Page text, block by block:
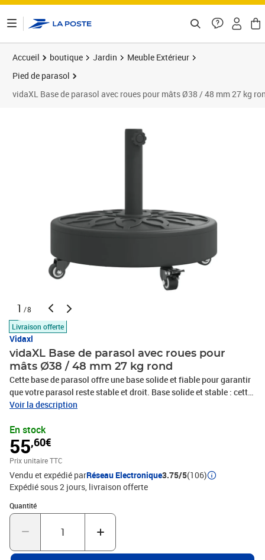
Accueil boutique Jardin
Meuble Extérieur
Pied de parasol
vidaXL Base de parasol avec roues pour mâts Ø38 / 48 mm 27 kg
1 /8
Livraison offerte
Vidaxl
vidaXL Base de parasol avec roues pour
mâts Ø38 / 48 mm 27 kg rond
Cette base de parasol offre une base solide et fiable pour garantir
que votre parasol reste stable et droit. Base solide et stable : cette
base de parasol est dotée d'une coque en plastique durable
maintenir votre parasol bien en place et l'empêcher de basculer,
même par temps venteux.Déplacement facile : équipée de roulettes
verrouillables, cette base de parasol vous permet de déplacer sans
effort votre parasol à l'endroit de votre choix et de le verrouiller en
toute sécurité pour un contrôle et une sécurité accrus.Facile à
installer : cette base de parasol est dotée d’un bouton de serrage
pour fixer plus fermement votre parasol à la base.Compatible avec
plusieurs tailles de mâts : cette base de parasol est livrée avec 2
adaptateurs de mâts, ce qui lui permet de s’adapter à des mâts de
avec des motifs de cercles, ce support de parasol apporte une
Voir la description
En stock
55,60€
Prix unitaire TTC
Vendu et expédié parRéseau Electronique3.75/5(106)
Expédié sous 2 jours livraison offerte
Quantité
Quantité : 1